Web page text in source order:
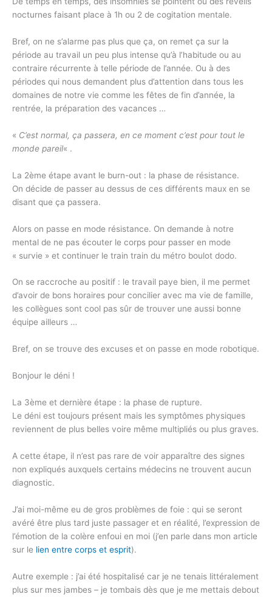
nocturnes faisant place à 1h ou 2 de cogitation mentale.
Bref, on ne s’alarme pas plus que ça, on remet ça sur la
période au travail un peu plus intense qu’à l’habitude ou au
contraire récurrente à telle période de l’année. Ou à des
périodes qui nous demandent plus d’attention dans tous les
domaines de notre vie comme les fêtes de fin d’année, la
rentrée, la préparation des vacances …
« C’est normal, ça passera, en ce moment c’est pour tout le
monde pareil« .
La 2ème étape avant le burn-out : la phase de résistance.
On décide de passer au dessus de ces différents maux en se
disant que ça passera.
Alors on passe en mode résistance. On demande à notre
mental de ne pas écouter le corps pour passer en mode
« survie » et continuer le train train du métro boulot dodo.
On se raccroche au positif : le travail paye bien, il me permet
d’avoir de bons horaires pour concilier avec ma vie de famille,
les collègues sont cool pas sûr de trouver une aussi bonne
équipe ailleurs …
Bref, on se trouve des excuses et on passe en mode robotique.
Bonjour le déni !
La 3ème et dernière étape : la phase de rupture.
Le déni est toujours présent mais les symptômes physiques
reviennent de plus belles voire même multipliés ou plus graves.
A cette étape, il n’est pas rare de voir apparaître des signes
non expliqués auxquels certains médecins ne trouvent aucun
diagnostic.
J’ai moi-même eu de gros problèmes de foie : qui se seront
avéré être plus tard juste passager et en réalité, l’expression de
l’émotion de la colère enfoui en moi (j’en parle dans mon article
sur le lien entre corps et esprit).
Autre exemple : j’ai été hospitalisé car je ne tenais littéralement
plus sur mes jambes – je tombais dès que je me mettais debout